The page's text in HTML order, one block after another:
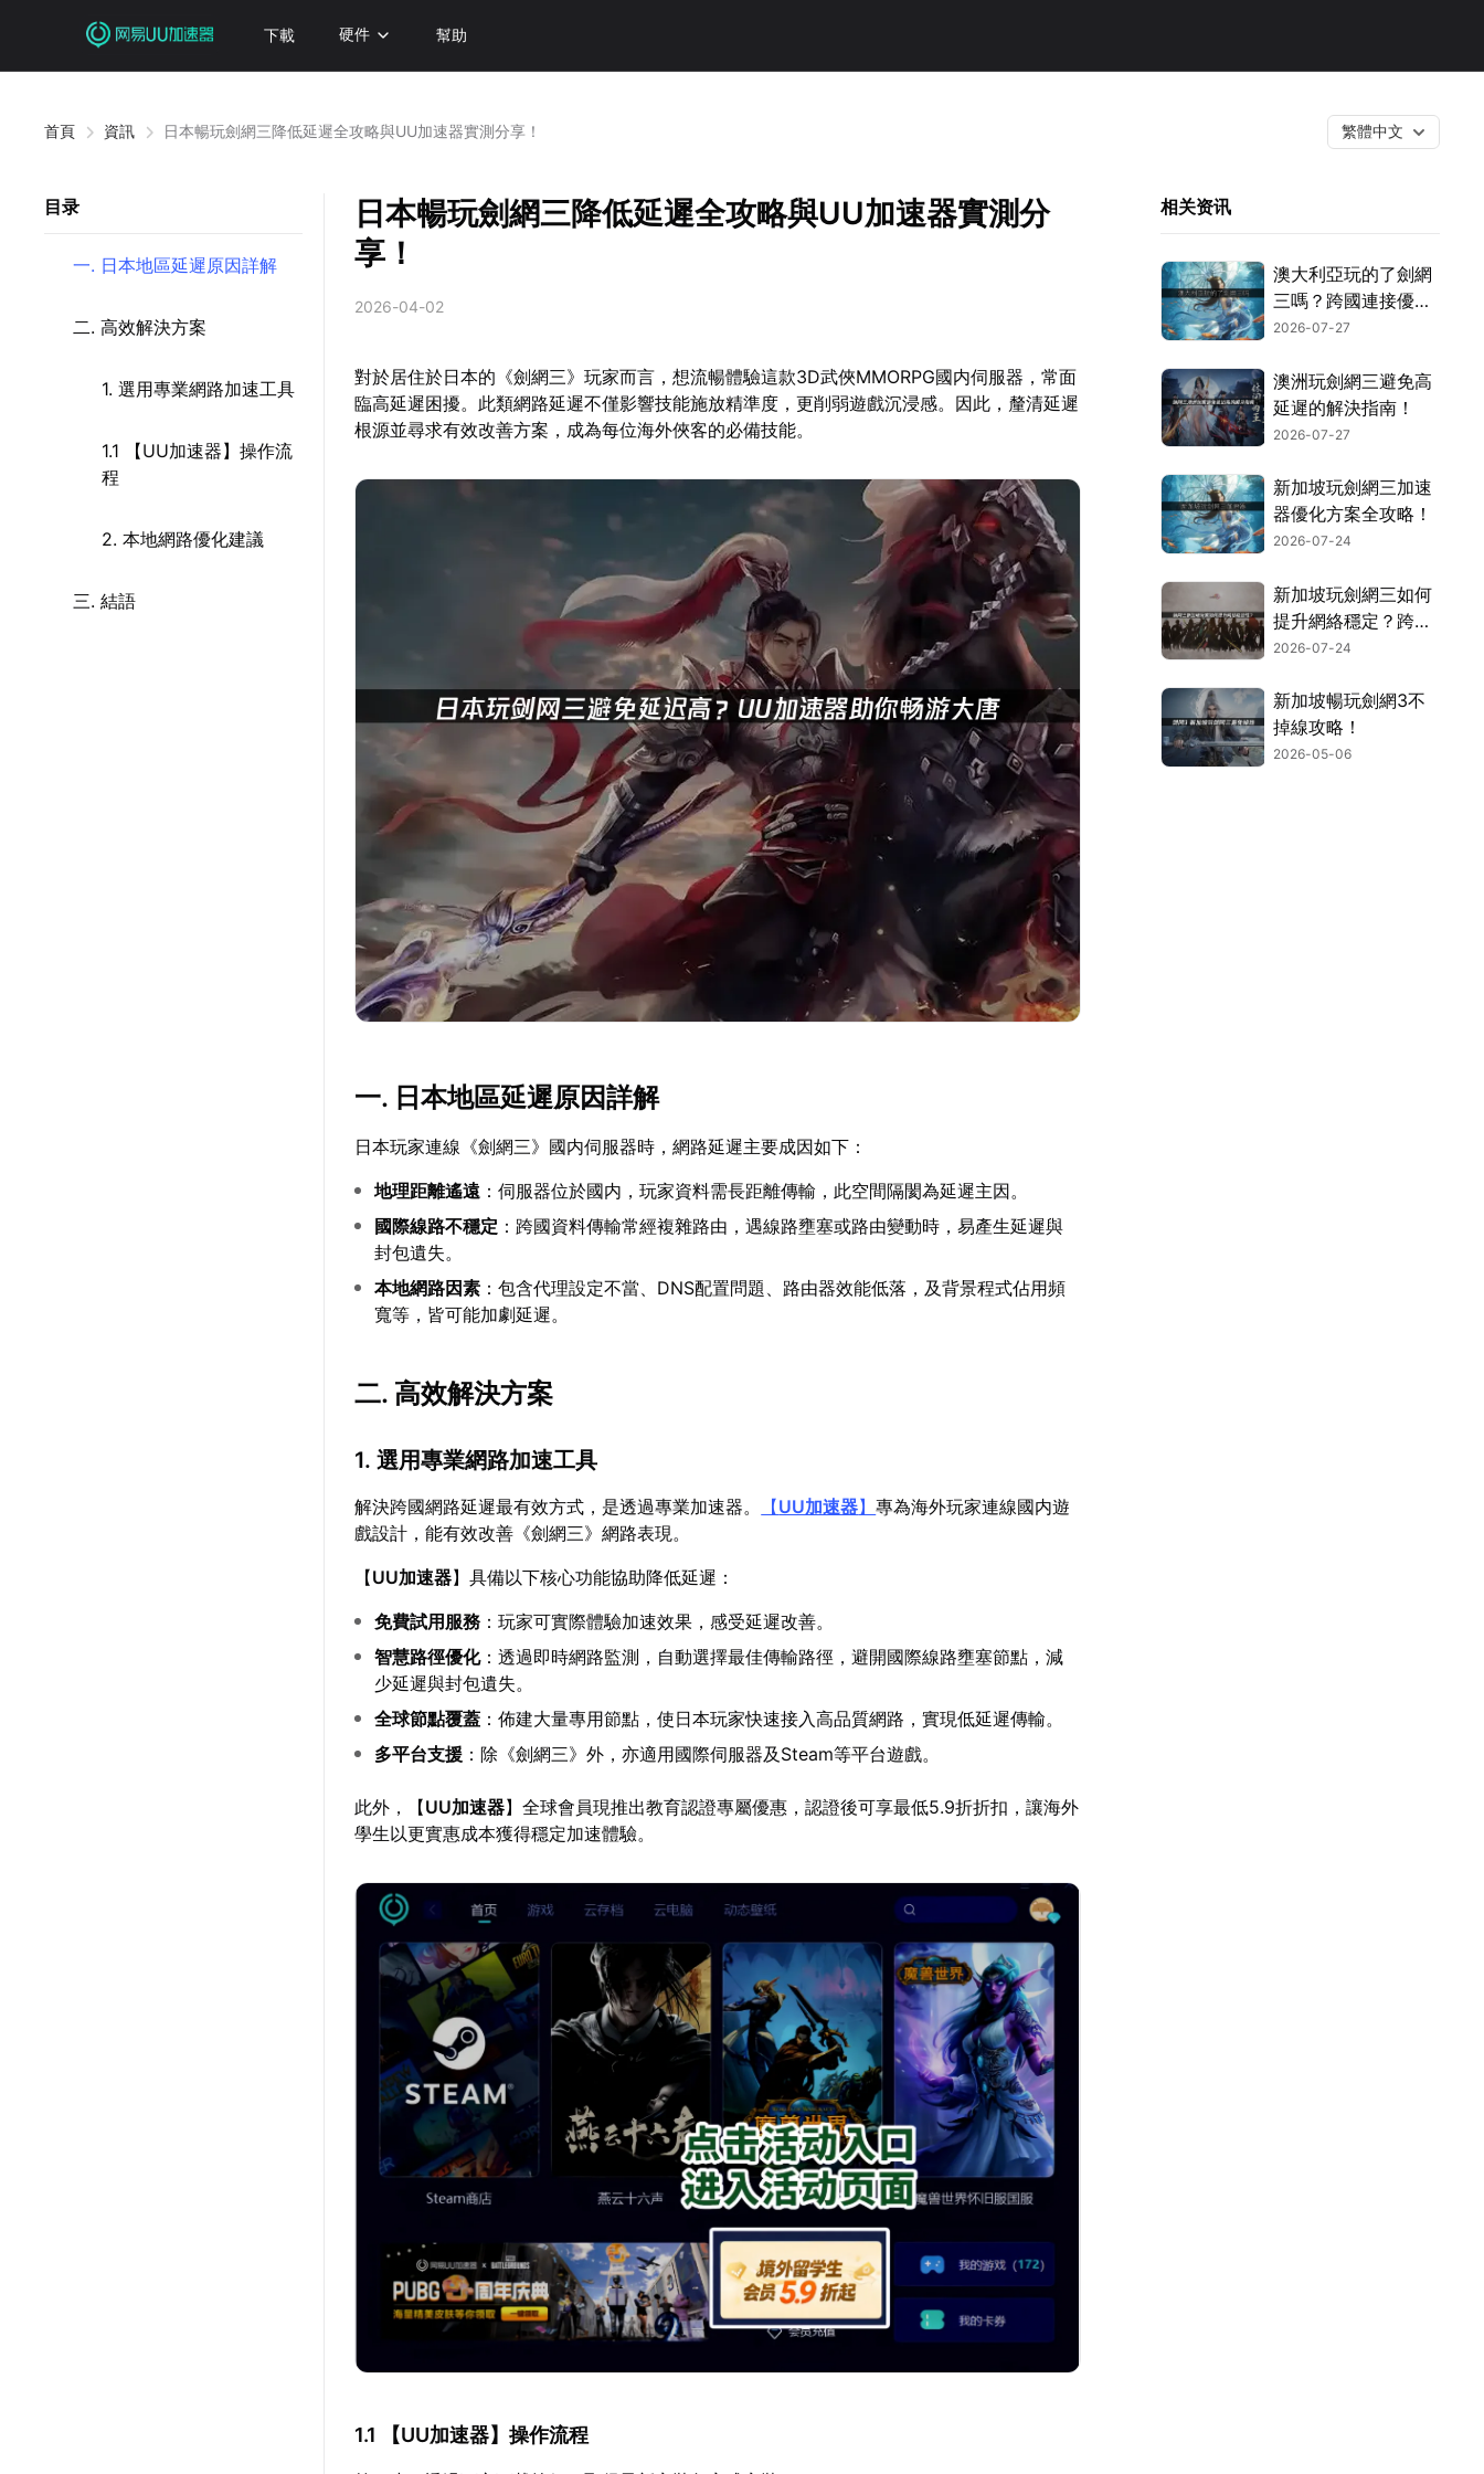
下載 硬件 幫助
首頁 資訊 日本暢玩劍網三降低延遲全攻略與UU加速器實測分享！ 繁體中文
目录
一. 日本地區延遲原因詳解
二. 高效解決方案
1. 選用專業網路加速工具
1.1 【UU加速器】操作流
程
2. 本地網路優化建議
三. 結語
日本暢玩劍網三降低延遲全攻略與UU加速器實測分
享！
2026-04-02
對於居住於日本的《劍網三》玩家而言，想流暢體驗這款3D武俠MMORPG國内伺服器，常面
臨高延遲困擾。此類網路延遲不僅影響技能施放精準度，更削弱遊戲沉浸感。因此，釐清延遲
根源並尋求有效改善方案，成為每位海外俠客的必備技能。
一. 日本地區延遲原因詳解
日本玩家連線《劍網三》國内伺服器時，網路延遲主要成因如下：
地理距離遙遠 ：伺服器位於國内，玩家資料需長距離傳輸，此空間隔閡為延遲主因。
國際線路不穩定 ：跨國資料傳輸常經複雜路由，遇線路壅塞或路由變動時，易產生延遲與
封包遺失。
本地網路因素 ：包含代理設定不當、DNS配置問題、路由器效能低落，及背景程式佔用頻
寬等，皆可能加劇延遲。
二. 高效解決方案
1. 選用專業網路加速工具
解決跨國網路延遲最有效方式，是透過專業加速器。 【UU加速器】專為海外玩家連線國内遊
戲設計，能有效改善《劍網三》網路表現。
【UU加速器】具備以下核心功能協助降低延遲：
免費試用服務 ：玩家可實際體驗加速效果，感受延遲改善。
智慧路徑優化：透過即時網路監測，自動選擇最佳傳輸路徑，避開國際線路壅塞節點，減
少延遲與封包遺失。
全球節點覆蓋 ：佈建大量專用節點，使日本玩家快速接入高品質網路，實現低延遲傳輸。
多平台支援 ：除《劍網三》外，亦適用國際伺服器及Steam等平台遊戲。
此外，【UU加速器】全球會員現推出教育認證專屬優惠，認證後可享最低5.9折折扣，讓海外
學生以更實惠成本獲得穩定加速體驗。
1.1 【UU加速器】操作流程
相关资讯
澳大利亞玩的了劍網
三嗎？跨國連接優化
指南！
2026-07-27
澳洲玩劍網三避免高
延遲的解決指南！
2026-07-27
新加坡玩劍網三加速
器優化方案全攻略！
2026-07-24
新加坡玩劍網三如何
提升網絡穩定？跨國
連接優化指南！
2026-07-24
新加坡暢玩劍網3不
掉線攻略！
2026-05-06